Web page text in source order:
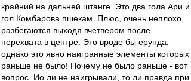
крайний на дальней штанге. Это два гола Ари и
гол Комбарова пшекам. Плюс, очень неплохо
разбегаются выходя вчетвером после
перехвата в центре. Это вроде бы ерунда,
однако это явно наигранные элементы которых
раньше не было! Почему не было раньше - вот
вопрос. Ио ли не наигрывали, то ли правда при